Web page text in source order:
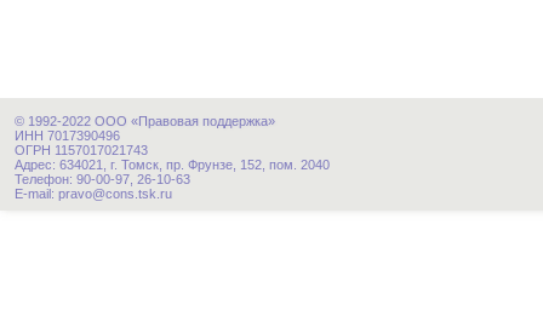
© 1992-2022 ООО «Правовая поддержка»
ИНН 7017390496
ОГРН 1157017021743
Адрес: 634021, г. Томск, пр. Фрунзе, 152, пом. 2040
Телефон: 90-00-97, 26-10-63
E-mail: pravo@cons.tsk.ru